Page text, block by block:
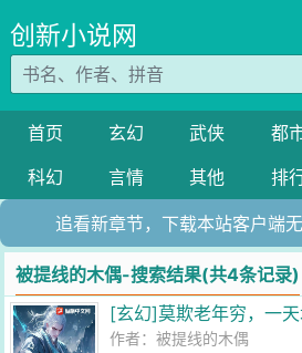
创新小说网
首页 玄幻 武侠 都
科幻
言情 其他 排
追看新章节，下载本站客户端
被提线的木偶-搜索结果(共4条记录)
[玄幻]莫欺老年穷，一
作者：被提线的木偶